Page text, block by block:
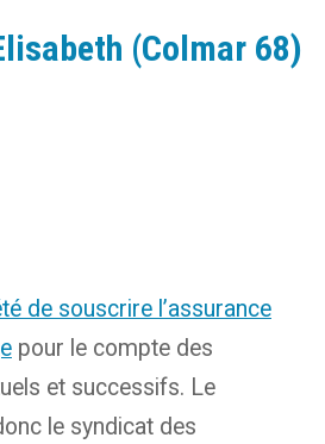
(Colmar 68)
de souscrire l’assurance
pour le compte des
et successifs. Le
le syndicat des